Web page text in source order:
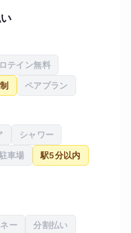
テイン無料
ペアプラン
シャワー
車場 駅5分以内
ー 分割払い